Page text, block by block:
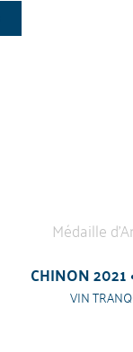
CHINON 2021
VIN